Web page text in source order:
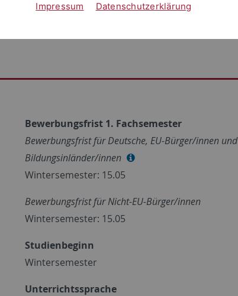
Bewerbungsfrist 1. Fachsemester
Bewerbungsfrist für Deutsche, EU-Bürger/innen und
Bildungsinländer/innen
Wintersemester: 15.05
Bewerbungsfrist für Nicht-EU-Bürger/innen
Wintersemester: 15.05
Studienbeginn
Wintersemester
Unterrichtssprache
Impressum Datenschutzerklärung